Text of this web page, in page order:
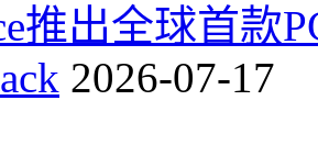
推出全球首款
2026-07-17